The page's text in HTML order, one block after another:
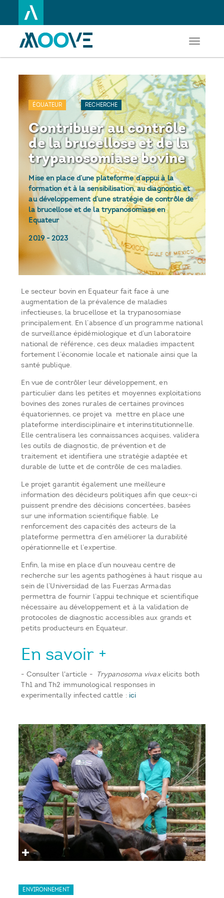
au
principal
Toggle
ÉQUATEUR RECHERCHE
Contribuer au contrôle
de la brucellose et de la
trypanosomiase bovine
Mise en place d’une plateforme d’appui à la
formation et à la sensibilisation, au diagnostic et
au développement d’une stratégie de contrôle de
la brucellose et de la trypanosomiase en
Equateur
2019-2023
Le secteur bovin en Equateur fait face à une
augmentation de la prévalence de maladies
infectieuses, la brucellose et la trypanosomiase
principalement. En l’absence d’un programme national
de surveillance épidémiologique et d’un laboratoire
national de référence, ces deux maladies impactent
fortement l’économie locale et nationale ainsi que la
santé publique.
En vue de contrôler leur développement, en
particulier dans les petites et moyennes exploitations
bovines des zones rurales de certaines provinces
équatoriennes, ce projet va mettre en place une
plateforme interdisciplinaire et interinstitutionnelle.
Elle centralisera les connaissances acquises, validera
les outils de diagnostic, de prévention et de
traitement et identifiera une stratégie adaptée et
durable de lutte et de contrôle de ces maladies.
Le projet garantit également une meilleure
information des décideurs politiques afin que ceux-ci
puissent prendre des décisions concertées, basées
sur une information scientifique fiable. Le
renforcement des capacités des acteurs de la
plateforme permettra d’en améliorer la durabilité
opérationnelle et l’expertise.
Enfin, la mise en place d’un nouveau centre de
recherche sur les agents pathogènes à haut risque au
sein de l’Universidad de las Fuerzas Armadas
permettra de fournir l’appui technique et scientifique
nécessaire au développement et à la validation de
protocoles de diagnostic accessibles aux grands et
petits producteurs en Equateur.
En savoir +
- Consulter l'article - Trypanosoma vivaxelicits both
Th1 and Th2 immunological responses in
experimentally infected cattle : ici
ENVIRONNEMENT